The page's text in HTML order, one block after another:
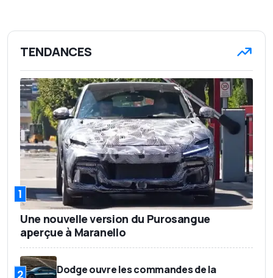
TENDANCES
1
Une nouvelle version du Purosangue
aperçue à Maranello
2
Dodge ouvre les commandes de la